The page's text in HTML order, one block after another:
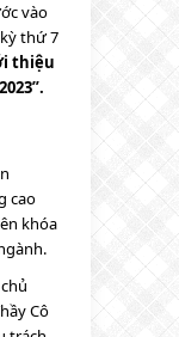
vào
thứ 7
thiệu
cao
khóa
Cô